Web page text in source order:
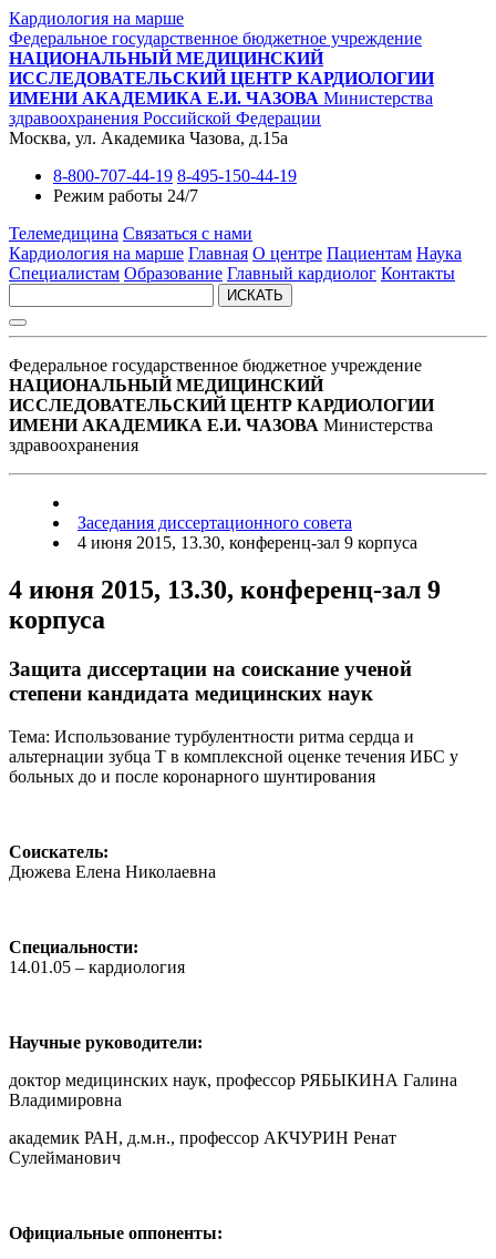
Кардиология на марше
Федеральное государственное бюджетное учреждение
НАЦИОНАЛЬНЫЙ МЕДИЦИНСКИЙ
ИССЛЕДОВАТЕЛЬСКИЙ ЦЕНТР КАРДИОЛОГИИ
ИМЕНИ АКАДЕМИКА Е.И. ЧАЗОВА Министерства
здравоохранения Российской Федерации
Москва, ул. Академика Чазова, д.15а
8-800-707-44-19 8-495-150-44-19
Режим работы 24/7
Телемедицина Связаться с нами
Кардиология на марше Главная О центре Пациентам Наука
Специалистам Образование Главный кардиолог Контакты
ИСКАТЬ
Федеральное государственное бюджетное учреждение
НАЦИОНАЛЬНЫЙ МЕДИЦИНСКИЙ
ИССЛЕДОВАТЕЛЬСКИЙ ЦЕНТР КАРДИОЛОГИИ
ИМЕНИ АКАДЕМИКА Е.И. ЧАЗОВА Министерства
здравоохранения
Заседания диссертационного совета
4 июня 2015, 13.30, конференц-зал 9 корпуса
4 июня 2015, 13.30, конференц-зал 9
корпуса
Защита диссертации на соискание ученой
степени кандидата медицинских наук
Тема: Использование турбулентности ритма сердца и
альтернации зубца Т в комплексной оценке течения ИБС у
больных до и после коронарного шунтирования
Соискатель:
Дюжева Елена Николаевна
Специальности:
14.01.05 – кардиология
Научные руководители:
доктор медицинских наук, профессор РЯБЫКИНА Галина
Владимировна
академик РАН, д.м.н., профессор АКЧУРИН Ренат
Сулейманович
Официальные оппоненты: